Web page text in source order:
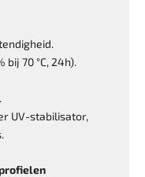
bij 70 °C, 24h).
UV-stabilisator,